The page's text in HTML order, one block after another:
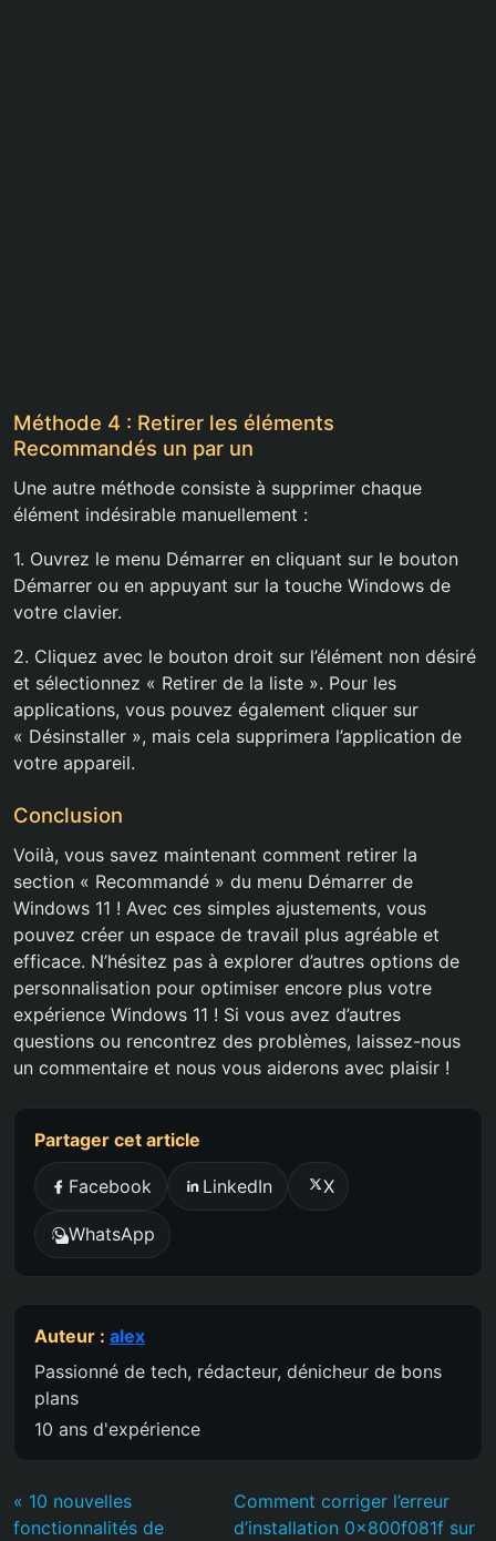
Méthode 4 : Retirer les éléments
Recommandés un par un
Une autre méthode consiste à supprimer chaque
élément indésirable manuellement :
1. Ouvrez le menu Démarrer en cliquant sur le bouton
Démarrer ou en appuyant sur la touche Windows de
votre clavier.
2. Cliquez avec le bouton droit sur l’élément non désiré
et sélectionnez « Retirer de la liste ». Pour les
applications, vous pouvez également cliquer sur
« Désinstaller », mais cela supprimera l’application de
votre appareil.
Conclusion
Voilà, vous savez maintenant comment retirer la
section « Recommandé » du menu Démarrer de
Windows 11 ! Avec ces simples ajustements, vous
pouvez créer un espace de travail plus agréable et
efficace. N’hésitez pas à explorer d’autres options de
personnalisation pour optimiser encore plus votre
expérience Windows 11 ! Si vous avez d’autres
questions ou rencontrez des problèmes, laissez-nous
un commentaire et nous vous aiderons avec plaisir !
Partager cet article
Facebook LinkedIn X
WhatsApp
Auteur : alex
Passionné de tech, rédacteur, dénicheur de bons
plans
10 ans d'expérience
« 10 nouvelles
fonctionnalités de
Comment corriger l’erreur
d’installation 0x800f081f sur